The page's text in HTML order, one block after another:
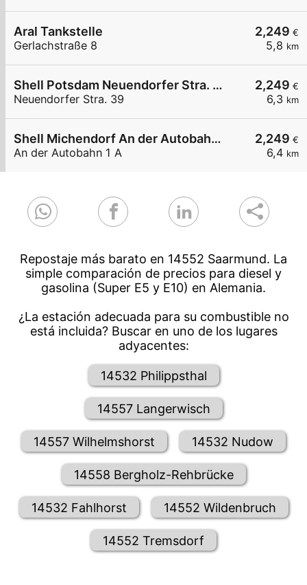
2,249 €
5,8 km
Aral Tankstelle
Gerlachstraße 8
2,249 €
6,3 km
Shell Potsdam Neuendorfer Stra. 39
Neuendorfer Stra. 39
2,249 €
6,4 km
Shell Michendorf An der Autobahn 1 A
An der Autobahn 1 A
Repostaje más barato en 14552 Saarmund. La
simple comparación de precios para diesel y
gasolina (Super E5 y E10) en Alemania.
¿La estación adecuada para su combustible no
está incluida? Buscar en uno de los lugares
adyacentes:
14532 Philippsthal
14557 Langerwisch
14557 Wilhelmshorst 14532 Nudow
14558 Bergholz-Rehbrücke
14532 Fahlhorst 14552 Wildenbruch
14552 Tremsdorf